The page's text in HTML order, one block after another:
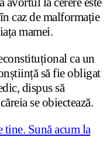
caz de malformație
mamei.
ca un
să fie obligat
dispus să
se obiectează.